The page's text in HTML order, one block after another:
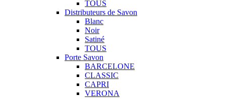
TOUS
Distributeurs de Savon
Blanc
Noir
Satiné
TOUS
Porte Savon
BARCELONE
CLASSIC
CAPRI
VERONA